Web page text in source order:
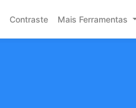
Contraste Mais Ferramentas